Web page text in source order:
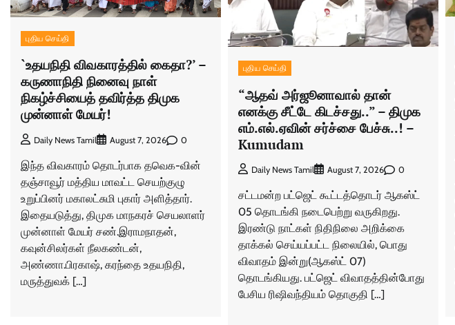
புதிய செய்தி
`உதயநிதி விவகாரத்தில் கைதா?’ –
கருணாநிதி நினைவு நாள்
நிகழ்ச்சியைத் தவிர்த்த திமுக
முன்னாள் மேயர்!
Daily News Tamil August 7, 2026 0
இந்த விவகாரம் தொடர்பாக தவெக-வின்
தஞ்சாவூர் மத்திய மாவட்ட செயற்குழு
உறுப்பினர் மகாலட்சுமி புகார் அளித்தார்.
இதையடுத்து, திமுக மாநகரச் செயலாளர்
முன்னாள் மேயர் சண்.இராமநாதன்,
கவுன்சிலர்கள் நீலகண்டன்,
அண்ணா.பிரகாஷ், கரந்தை உதயநிதி,
மருத்துவக் […]
புதிய செய்தி
“ஆதவ் அர்ஜூனாவால் தான்
எனக்கு சீட்டே கிடச்சது..” – திமுக
எம்.எல்.ஏவின் சர்ச்சை பேச்சு..! –
Kumudam
Daily News Tamil August 7, 2026 0
சட்டமன்ற பட்ஜெட் கூட்டத்தொடர் ஆகஸ்ட்
05 தொடங்கி நடைபெற்று வருகிறது.
இரண்டு நாட்கள் நிதிநிலை அறிக்கை
தாக்கல் செய்யப்பட்ட நிலையில், பொது
விவாதம் இன்று(ஆகஸ்ட் 07)
தொடங்கியது. பட்ஜெட் விவாதத்தின்போது
பேசிய ரிஷிவந்தியம் தொகுதி […]